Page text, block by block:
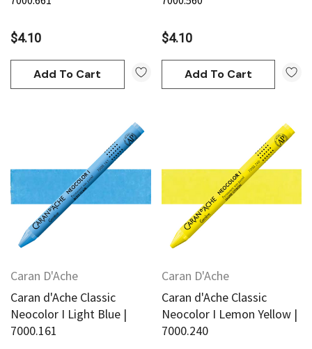
$4.10
Add To Cart
$4.10
Add To Cart
Caran D'Ache
Caran d'Ache Classic
Neocolor I Light Blue |
7000.161
Caran D'Ache
Caran d'Ache Classic
Neocolor I Lemon Yellow |
7000.240